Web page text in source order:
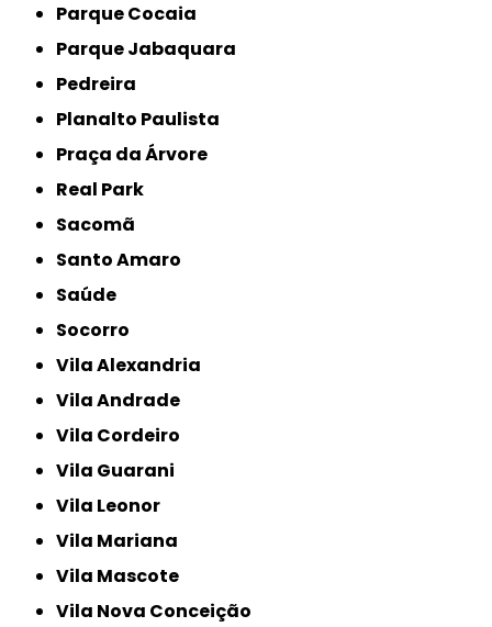
Parque Cocaia
Parque Jabaquara
Pedreira
Planalto Paulista
Praça da Árvore
Real Park
Sacomã
Santo Amaro
Saúde
Socorro
Vila Alexandria
Vila Andrade
Vila Cordeiro
Vila Guarani
Vila Leonor
Vila Mariana
Vila Mascote
Vila Nova Conceição